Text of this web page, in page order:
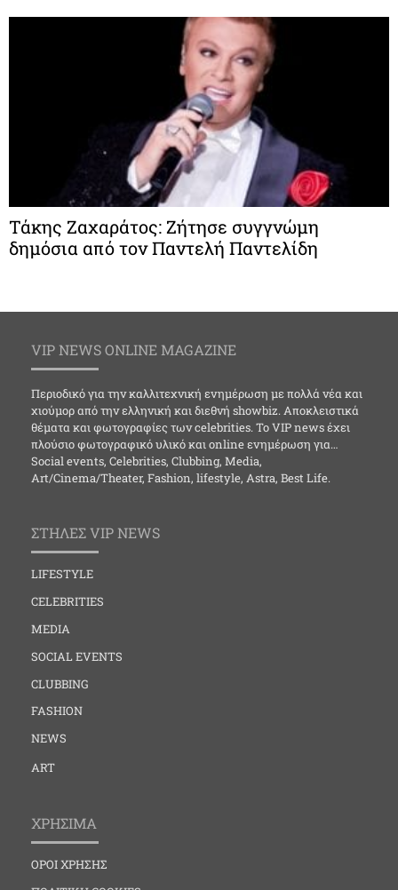
Τάκης Ζαχαράτος: Ζήτησε συγγνώμη
δημόσια από τον Παντελή Παντελίδη
VIP NEWS ONLINE MAGAZINE
Περιοδικό για την καλλιτεχνική ενημέρωση με πολλά νέα και
χιούμορ από την ελληνική και διεθνή showbiz. Αποκλειστικά
θέματα και φωτογραφίες των celebrities. Το VIP news έχει
πλούσιο φωτογραφικό υλικό και online ενημέρωση για…
Social events, Celebrities, Clubbing, Media,
Art/Cinema/Theater, Fashion, lifestyle, Astra, Best Life.
ΣΤΗΛΕΣ VIP NEWS
LIFESTYLE
CELEBRITIES
MEDIA
SOCIAL EVENTS
CLUBBING
FASHION
NEWS
ART
ΧΡΗΣΙΜΑ
ΟΡΟΙ ΧΡΗΣΗΣ